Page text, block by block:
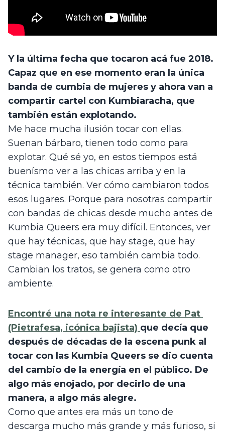
Y la última fecha que tocaron acá fue 2018.
Capaz que en ese momento eran la única
banda de cumbia de mujeres y ahora van a
compartir cartel con Kumbiaracha, que
también están explotando.
Me hace mucha ilusión tocar con ellas.
Suenan bárbaro, tienen todo como para
explotar. Qué sé yo, en estos tiempos está
buenísmo ver a las chicas arriba y en la
técnica también. Ver cómo cambiaron todos
esos lugares. Porque para nosotras compartir
con bandas de chicas desde mucho antes de
Kumbia Queers era muy difícil. Entonces, ver
que hay técnicas, que hay stage, que hay
stage manager, eso también cambia todo.
Cambian los tratos, se genera como otro
ambiente.
Encontré una nota re interesante de Pat
(Pietrafesa, icónica bajista) que decía que
después de décadas de la escena punk al
tocar con las Kumbia Queers se dio cuenta
del cambio de la energía en el público. De
algo más enojado, por decirlo de una
manera, a algo más alegre.
Como que antes era más un tono de
descarga mucho más grande y más furioso, si